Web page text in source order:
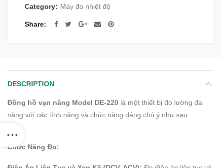
Category: Máy đo nhiệt độ
Share
DESCRIPTION
Đồng hồ vạn năng Model DE-220 là một thiết bị đo lường đa
năng với các tính năng và chức năng đáng chú ý như sau:
Chức Năng Đo: